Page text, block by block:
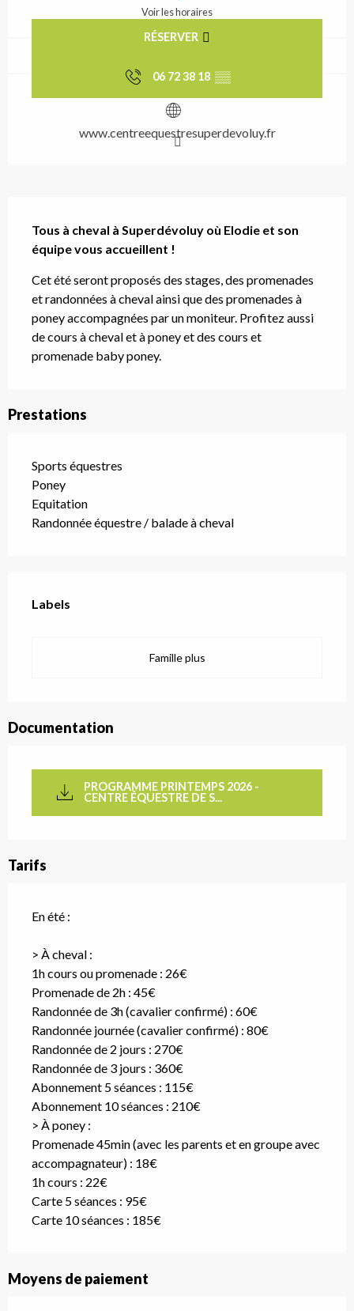
Voir les horaires
RÉSERVER
06 72 38 18 ▒▒
www.centreequestresuperdevoluy.fr
Description
Tous à cheval à Superdévoluy où Elodie et son
équipe vous accueillent !
Cet été seront proposés des stages, des promenades
et randonnées à cheval ainsi que des promenades à
poney accompagnées par un moniteur. Profitez aussi
de cours à cheval et à poney et des cours et
promenade baby poney.
Prestations
Sports équestres
Poney
Equitation
Randonnée équestre / balade à cheval
Offres de prestations
Labels
Labels
Famille plus
Documentation
PROGRAMME PRINTEMPS 2026 -
CENTRE ÉQUESTRE DE S...
Tarifs
En été :
> À cheval :
1h cours ou promenade : 26€
Promenade de 2h : 45€
Randonnée de 3h (cavalier confirmé) : 60€
Randonnée journée (cavalier confirmé) : 80€
Randonnée de 2 jours : 270€
Randonnée de 3 jours : 360€
Abonnement 5 séances : 115€
Abonnement 10 séances : 210€
> À poney :
Promenade 45min (avec les parents et en groupe avec
accompagnateur) : 18€
1h cours : 22€
Carte 5 séances : 95€
Carte 10 séances : 185€
Moyens de paiement